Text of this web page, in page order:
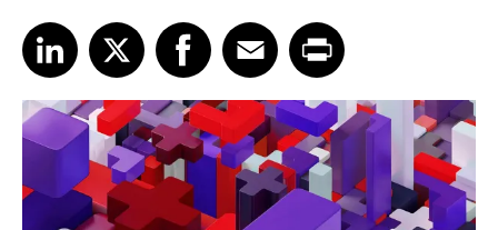
Share article on LinkedIn
LinkedIn
Share article on XShare article on Facebook
Facebook
Share article on Email
EmailShare article on Print